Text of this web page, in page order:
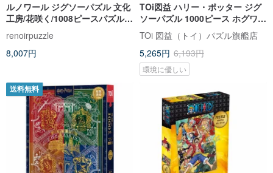
ルノワール ジグソーパズル 文化
工房/花咲く/1008ピースパズル/
ちょっと目を閉じて/数メートル
renoirpuzzle
8,007円
TOi図益 ハリー・ポッター ジグ
ソーパズル 1000ピース ホグワー
ツ卒業シーズン プロ仕様 ブルー
カートン ボードゲーム ギフト
TOi 図益（トイ）パズル旗艦店
5,265円 6,193円
環境に優しい
送料無料